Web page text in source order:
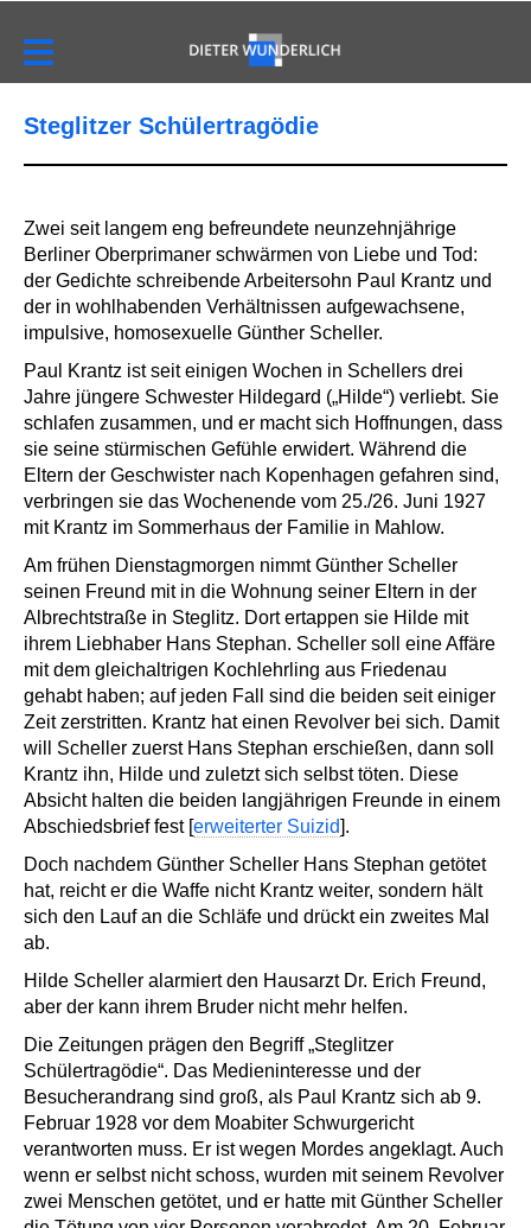
Steglitzer Schülertragödie
Zwei seit langem eng befreundete neunzehnjährige
Berliner Oberprimaner schwärmen von Liebe und Tod:
der Gedichte schreibende Arbeitersohn Paul Krantz und
der in wohlhabenden Verhältnissen aufgewachsene,
impulsive, homosexuelle Günther Scheller.
Paul Krantz ist seit einigen Wochen in Schellers drei
Jahre jüngere Schwester Hildegard („Hilde“) verliebt. Sie
schlafen zusammen, und er macht sich Hoffnungen, dass
sie seine stürmischen Gefühle erwidert. Während die
Eltern der Geschwister nach Kopenhagen gefahren sind,
verbringen sie das Wochenende vom 25./26. Juni 1927
mit Krantz im Sommerhaus der Familie in Mahlow.
Am frühen Dienstagmorgen nimmt Günther Scheller
seinen Freund mit in die Wohnung seiner Eltern in der
Albrechtstraße in Steglitz. Dort ertappen sie Hilde mit
ihrem Liebhaber Hans Stephan. Scheller soll eine Affäre
mit dem gleichaltrigen Kochlehrling aus Friedenau
gehabt haben; auf jeden Fall sind die beiden seit einiger
Zeit zerstritten. Krantz hat einen Revolver bei sich. Damit
will Scheller zuerst Hans Stephan erschießen, dann soll
Krantz ihn, Hilde und zuletzt sich selbst töten. Diese
Absicht halten die beiden langjährigen Freunde in einem
Abschiedsbrief fest [erweiterter Suizid].
Doch nachdem Günther Scheller Hans Stephan getötet
hat, reicht er die Waffe nicht Krantz weiter, sondern hält
sich den Lauf an die Schläfe und drückt ein zweites Mal
ab.
Hilde Scheller alarmiert den Hausarzt Dr. Erich Freund,
aber der kann ihrem Bruder nicht mehr helfen.
Die Zeitungen prägen den Begriff „Steglitzer
Schülertragödie“. Das Medieninteresse und der
Besucherandrang sind groß, als Paul Krantz sich ab 9.
Februar 1928 vor dem Moabiter Schwurgericht
verantworten muss. Er ist wegen Mordes angeklagt. Auch
wenn er selbst nicht schoss, wurden mit seinem Revolver
zwei Menschen getötet, und er hatte mit Günther Scheller